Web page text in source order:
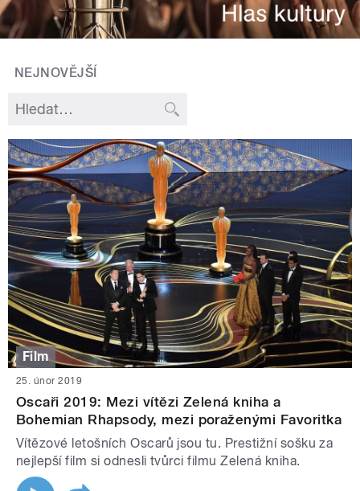
NEJNOVĚJŠÍ
Film
25. únor 2019
Oscaři 2019: Mezi vítězi Zelená kniha a
Bohemian Rhapsody, mezi poraženými Favoritka
Vítězové letošních Oscarů jsou tu. Prestižní sošku za
nejlepší film si odnesli tvůrci filmu Zelená kniha.